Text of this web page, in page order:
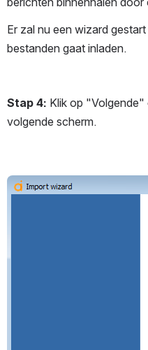
Er zal nu een wizard
bestanden gaat inladen.
Stap 4: Klik op
volgende scherm.
Open